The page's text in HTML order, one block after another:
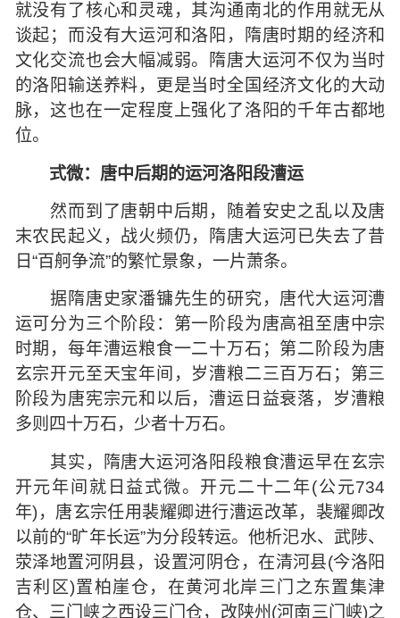
就没有了核心和灵魂，其沟通南北的作用就无从
谈起；而没有大运河和洛阳，隋唐时期的经济和
文化交流也会大幅减弱。隋唐大运河不仅为当时
的洛阳输送养料，更是当时全国经济文化的大动
脉，这也在一定程度上强化了洛阳的千年古都地
位。
式微：唐中后期的运河洛阳段漕运
然而到了唐朝中后期，随着安史之乱以及唐
末农民起义，战火频仍，隋唐大运河已失去了昔
日“百舸争流”的繁忙景象，一片萧条。
据隋唐史家潘镛先生的研究，唐代大运河漕
运可分为三个阶段：第一阶段为唐高祖至唐中宗
时期，每年漕运粮食一二十万石；第二阶段为唐
玄宗开元至天宝年间，岁漕粮二三百万石；第三
阶段为唐宪宗元和以后，漕运日益衰落，岁漕粮
多则四十万石，少者十万石。
其实，隋唐大运河洛阳段粮食漕运早在玄宗
开元年间就日益式微。开元二十二年(公元734
年)，唐玄宗任用裴耀卿进行漕运改革，裴耀卿改
以前的“旷年长运”为分段转运。他析汜水、武陟、
荥泽地置河阴县，设置河阴仓，在清河县(今洛阳
吉利区)置柏崖仓，在黄河北岸三门之东置集津
仓、三门峡之西设三门仓，改陕州(河南三门峡)之